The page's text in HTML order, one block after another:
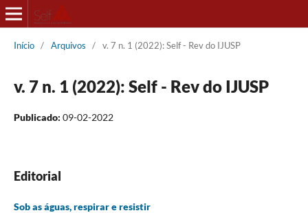
Início / Arquivos / v. 7 n. 1 (2022): Self - Rev do IJUSP
v. 7 n. 1 (2022): Self - Rev do IJUSP
Publicado: 09-02-2022
Editorial
Sob as águas, respirar e resistir